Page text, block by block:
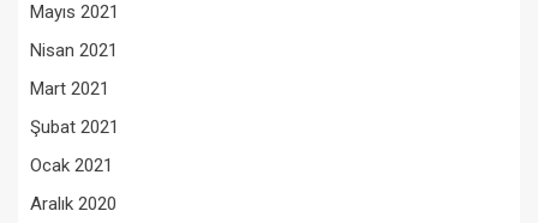
Mayıs 2021
Nisan 2021
Mart 2021
Şubat 2021
Ocak 2021
Aralık 2020